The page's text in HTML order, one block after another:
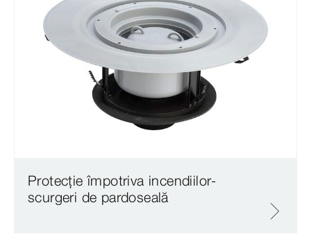
Protecție împotriva incendiilor-
scurgeri de pardoseală